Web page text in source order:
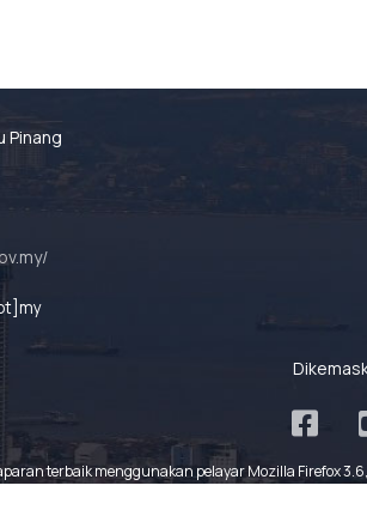
Pinang
terbaik menggunakan pelayar Mozilla Firefox